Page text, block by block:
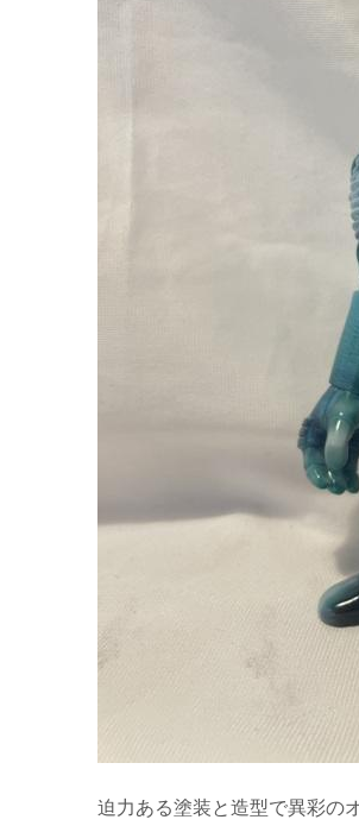
迫力ある塗装と造型で異彩の